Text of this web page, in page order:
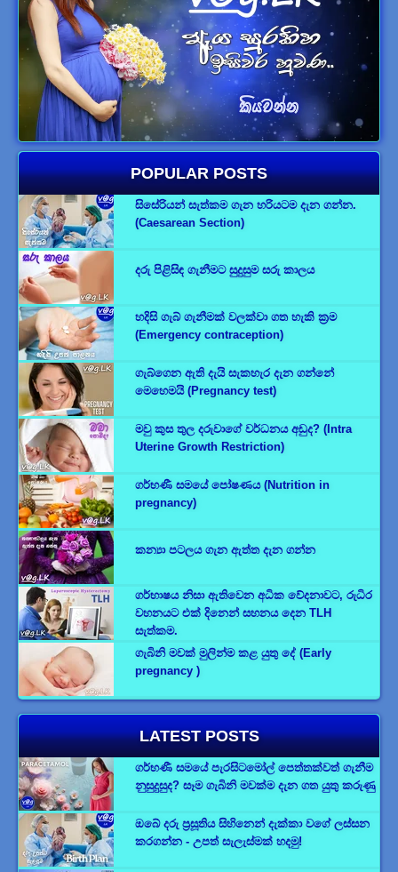
POPULAR POSTS
සිසේරියන් සැත්කම ගැන හරියටම දැන ගන්න.
(Caesarean Section)
දරු පිළිසිඳ ගැනීමට සුදුසුම සරු කාලය
හදිසි ගැබ් ගැනීමක් වලක්වා ගත හැකි ක්‍රම
(Emergency contraception)
ගැබ්ගෙන ඇති දැයි සැකහැර දැන ගන්නේ
මෙහෙමයි (Pregnancy test)
මවු කුස තුල දරුවාගේ වර්ධනය අඩුද? (Intra
Uterine Growth Restriction)
ගර්භණී සමයේ පෝෂණය (Nutrition in
pregnancy)
කන්‍යා පටලය ගැන ඇත්ත දැන ගන්න
ගර්භාෂය නිසා ඇතිවෙන අධික වේදනාවට, රුධිර
වහනයට එක් දිනෙන් සහනය දෙන TLH
සැත්කම.
ගැබිනි මවක් මුලින්ම කළ යුතු දේ (Early
pregnancy )
LATEST POSTS
ගර්භණී සමයේ පැරසිටමෝල් පෙත්තක්වත් ගැනීම
නුසුදුසුද? සෑම ගැබිනි මවක්ම දැන ගත යුතු කරුණු
ඔබේ දරු ප්‍රසූතිය සිහිනෙන් දැක්කා වගේ ලස්සන
කරගන්න - උපත් සැලැස්මක් හදමු!